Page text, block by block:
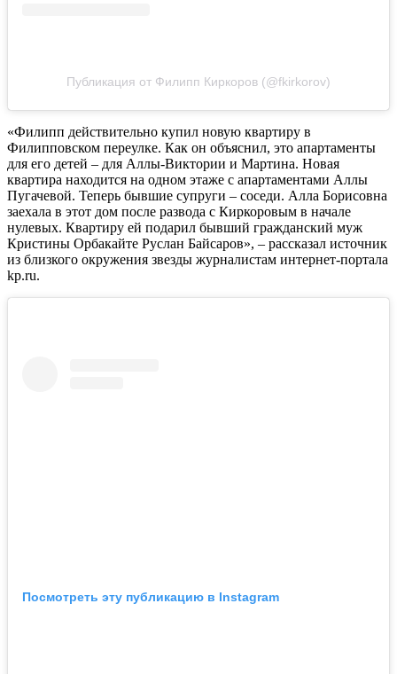
Публикация от Филипп Киркоров (@fkirkorov)
«Филипп действительно купил новую квартиру в
Филипповском переулке. Как он объяснил, это апартаменты
для его детей – для Аллы-Виктории и Мартина. Новая
квартира находится на одном этаже с апартаментами Аллы
Пугачевой. Теперь бывшие супруги – соседи. Алла Борисовна
заехала в этот дом после развода с Киркоровым в начале
нулевых. Квартиру ей подарил бывший гражданский муж
Кристины Орбакайте Руслан Байсаров», – рассказал источник
из близкого окружения звезды журналистам интернет-портала
kp.ru.
Посмотреть эту публикацию в Instagram